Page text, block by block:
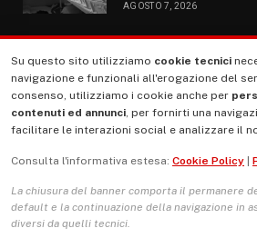
AGOSTO 7, 2026
MENU
La Nostra Storia
Le Copertine
L’Associazione
Su questo sito utilizziamo cookie tecnici
navigazione e funzionali all'erogazione del
consenso, utilizziamo i cookie anche per
contenuti ed annunci, per fornirti una
facilitare le interazioni social e analizzare il
Consulta l'informativa estesa: Cookie Policy
La chiusura del banner comporta il permanere
default e la continuazione della navigazione in
diversi da quelli tecnici.